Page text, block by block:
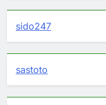
sido247
sastoto